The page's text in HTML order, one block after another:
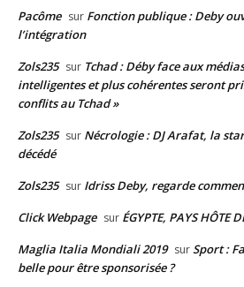
Pacôme sur Fonction publique : Deby
l’intégration
Zols235 sur Tchad : Déby face aux
intelligentes et plus cohérentes seront
conflits au Tchad »
Zols235 sur Nécrologie : DJ Arafat, la
décédé
Zols235 sur Idriss Deby, regarde
Click Webpage sur ÉGYPTE, PAYS HÔTE
Maglia Italia Mondiali 2019 sur Sport :
belle pour être sponsorisée ?